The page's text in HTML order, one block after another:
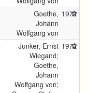
Goethe,
Johann
Wolfgang von
1972
Junker, Ernst
Wiegand;
Goethe,
Johann
Wolfgang von;
1972